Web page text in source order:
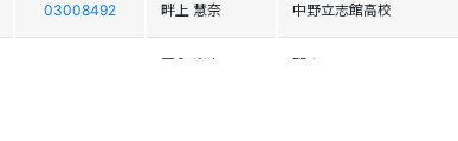
03008492 畔上 慧奈 中野立志館高校
冨永 真衣 開志JWSC